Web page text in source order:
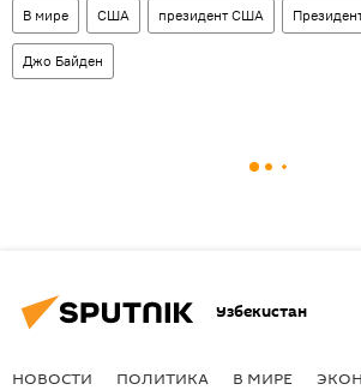
В мире США президент США
Джо Байден
Узбекистан
НОВОСТИ ПОЛИТИКА В МИРЕ